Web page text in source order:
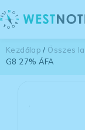
Kezdőlap / Összes
G8 27% ÁFA